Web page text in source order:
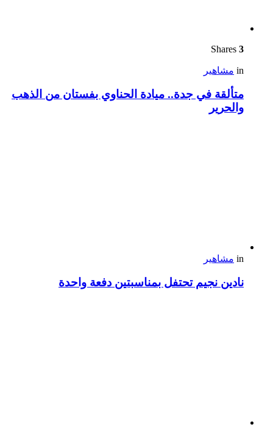
3
in مشاهير
متألقة في جدة.. ميادة الحناوي بفستان من الذهب
والحرير
in مشاهير
نادين نجيم تحتفل بمناسبتين دفعة واحدة